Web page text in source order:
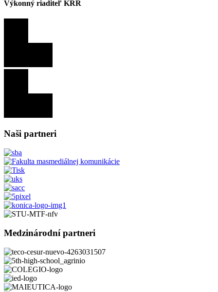
Výkonný riaditeľ KRR
Naši partneri
Medzinárodní partneri